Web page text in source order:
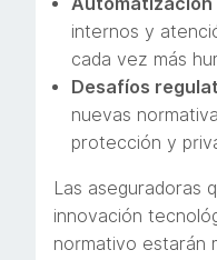
internos y
cada vez más
Desafíos
nuevas
protección y
Las aseguradoras
innovación
normativo estarán